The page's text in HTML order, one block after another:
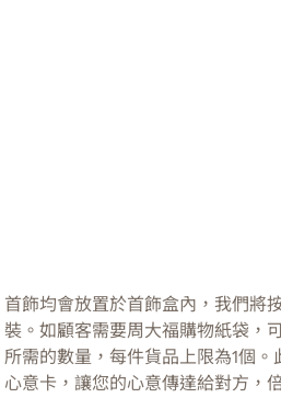
首飾均會放置於首飾盒內，我們將
裝。如顧客需要周大福購物紙袋，
所需的數量，每件貨品上限為1個
心意卡，讓您的心意傳達給對方，